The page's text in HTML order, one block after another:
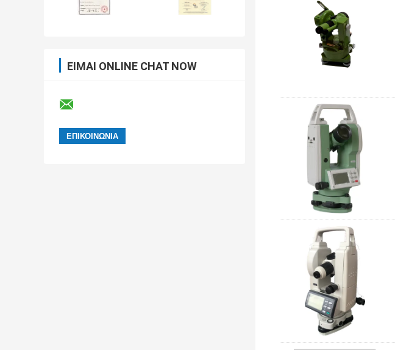
ΕΊΜΑΙ ONLINE CHAT NOW